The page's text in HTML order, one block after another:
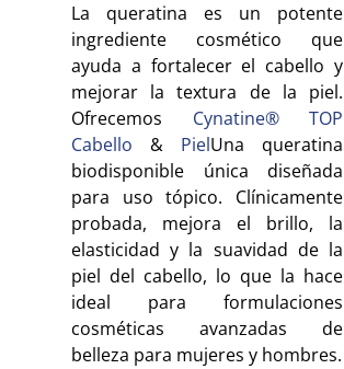
La queratina es un potente
ingrediente cosmético que
ayuda a fortalecer el cabello y
mejorar la textura de la piel.
Ofrecemos Cynatine® TOP
Cabello & PielUna queratina
biodisponible única diseñada
para uso tópico. Clínicamente
probada, mejora el brillo, la
elasticidad y la suavidad de la
piel del cabello, lo que la hace
ideal para formulaciones
cosméticas avanzadas de
belleza para mujeres y hombres.